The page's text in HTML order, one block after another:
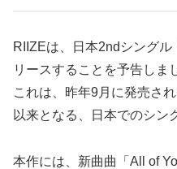
RIIZEは、日本2ndシング
リースすることを予告しま
これは、昨年9月に発売さ
以来となる、日本でのシン
本作には、新曲曲「All of